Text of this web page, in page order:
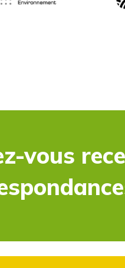
vous